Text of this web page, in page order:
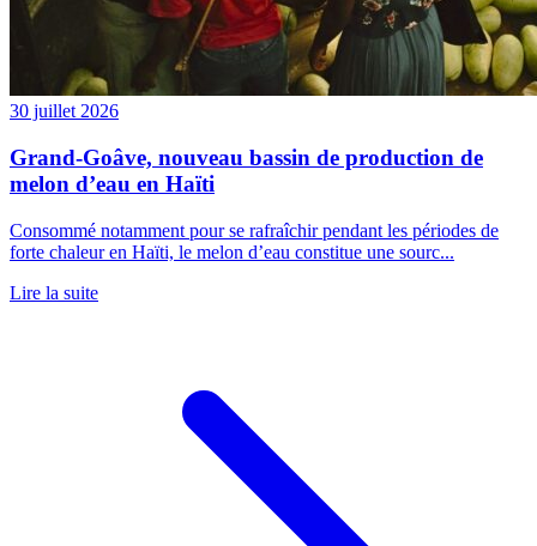
30 juillet 2026
Grand-Goâve, nouveau bassin de production de
melon d’eau en Haïti
Consommé notamment pour se rafraîchir pendant les périodes de
forte chaleur en Haïti, le melon d’eau constitue une sourc...
Lire la suite